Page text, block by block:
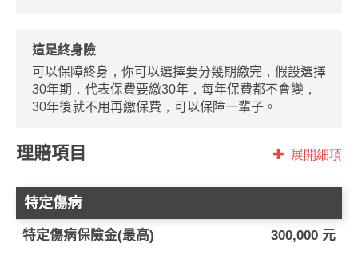
這是終身險
可以保障終身，你可以選擇要分幾期繳完，假設選擇
30年期，代表保費要繳30年，每年保費都不會變，
30年後就不用再繳保費，可以保障一輩子。
理賠項目 展開細項
特定傷病
特定傷病保險金(最高) 300,000 元